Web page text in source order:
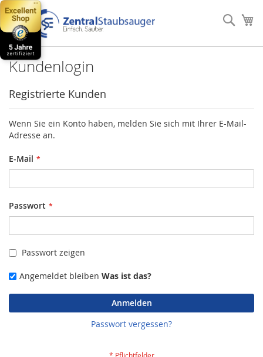
Direkt
zum
Inhalt
Kundenlogin
Registrierte Kunden
Wenn Sie ein Konto haben, melden Sie sich mit Ihrer E-Mail-
Adresse an.
E-Mail
Passwort
Passwort zeigen
Angemeldet bleiben Was ist das?
Anmelden
Passwort vergessen?